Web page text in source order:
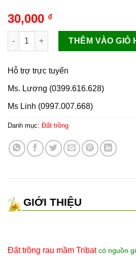
30,000 ₫
Đất trồng rau mầm tribat số lượng
THÊM VÀO GIỎ
Hỗ trợ trực tuyến
Ms. Lương (0399.616.628)
Ms Linh (0997.007.668)
Danh mục: Đất trồng
GIỚI THIỆU
Đất trồng rau mầm Tribatcó nguồn